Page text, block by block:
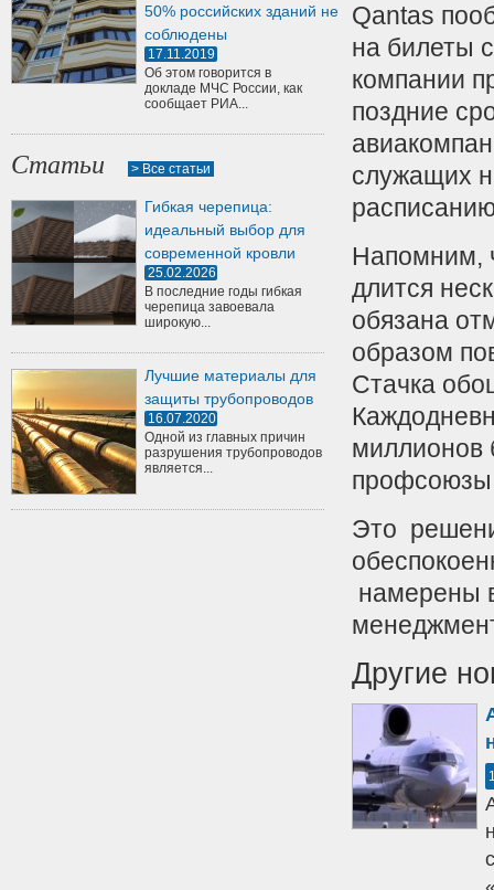
50% российских зданий не
соблюдены
17.11.2019
Об этом говорится в
докладе МЧС России, как
сообщает РИА...
Статьи > Все статьи
Гибкая черепица:
идеальный выбор для
современной кровли
25.02.2026
В последние годы гибкая
черепица завоевала
широкую...
Лучшие материалы для
защиты трубопроводов
16.07.2020
Одной из главных причин
разрушения трубопроводов
является...
Qantas
на билеты
компании
поздние
служащих
Напомним,
длится
обязана
образом
Стачка
миллионов
профсоюзы
Это
намерены
Другие